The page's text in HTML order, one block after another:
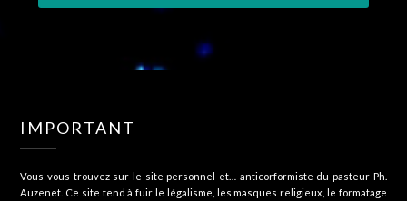
IMPORTANT
Vous vous trouvez sur le site personnel et… anticorformiste du pasteur Ph.
Auzenet. Ce site tend à fuir le légalisme, les masques religieux, le formatage